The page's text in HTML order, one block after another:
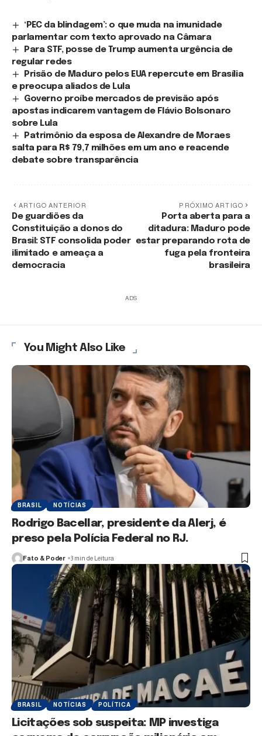
‘PEC da blindagem’: o que muda na imunidade
parlamentar com texto aprovado na Câmara
Para STF, posse de Trump aumenta urgência de
regular redes
Prisão de Maduro pelos EUA repercute em Brasília
e preocupa aliados de Lula
Governo proíbe mercados de previsão após
apostas indicarem vantagem de Flávio Bolsonaro
sobre Lula
Patrimônio da esposa de Alexandre de Moraes
salta para R$ 79,7 milhões em um ano e reacende
debate sobre transparência
ARTIGO ANTERIOR
De guardiões da
Constituição a donos do
Brasil: STF consolida poder
ilimitado e ameaça a
democracia
PRÓXIMO ARTIGO
Porta aberta para a
ditadura: Maduro pode
estar preparando rota de
fuga pela fronteira
brasileira
ADS
You Might Also Like
BRASIL NOTÍCIAS
Rodrigo Bacellar, presidente da Alerj, é
preso pela Polícia Federal no RJ.
Fato & Poder 3 min de Leitura
BRASIL NOTÍCIAS POLÍTICA
Licitações sob suspeita: MP investiga